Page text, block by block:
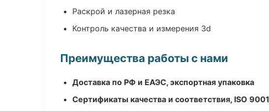
Раскрой и лазерная резка
Контроль качества и измерения 3d
Преимущества работы с нами
Доставка по РФ и ЕАЭС, экспортная упаковка
Сертификаты качества и соответствия, ISO 9001